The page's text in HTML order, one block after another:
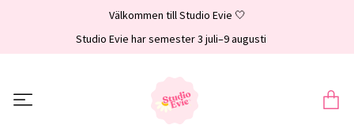
Välkommen till Studio Evie 🤍
Studio Evie har semester 3 juli–9 augusti